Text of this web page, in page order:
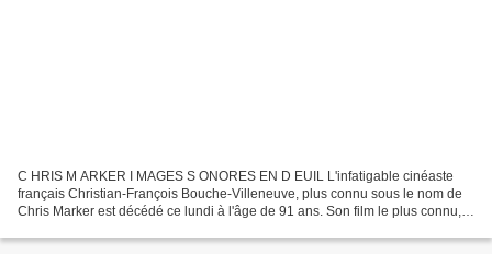
C HRIS M ARKER I MAGES S ONORES EN D EUIL L'infatigable cinéaste
français Christian-François Bouche-Villeneuve, plus connu sous le nom de
Chris Marker est décédé ce lundi à l'âge de 91 ans. Son film le plus connu,